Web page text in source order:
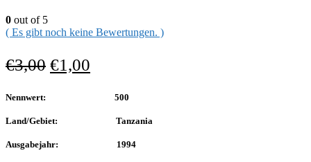
0 out of 5
( Es gibt noch keine Bewertungen. )
€3,00 €1,00
Nennwert: 500
Land/Gebiet: Tanzania
Ausgabejahr: 1994